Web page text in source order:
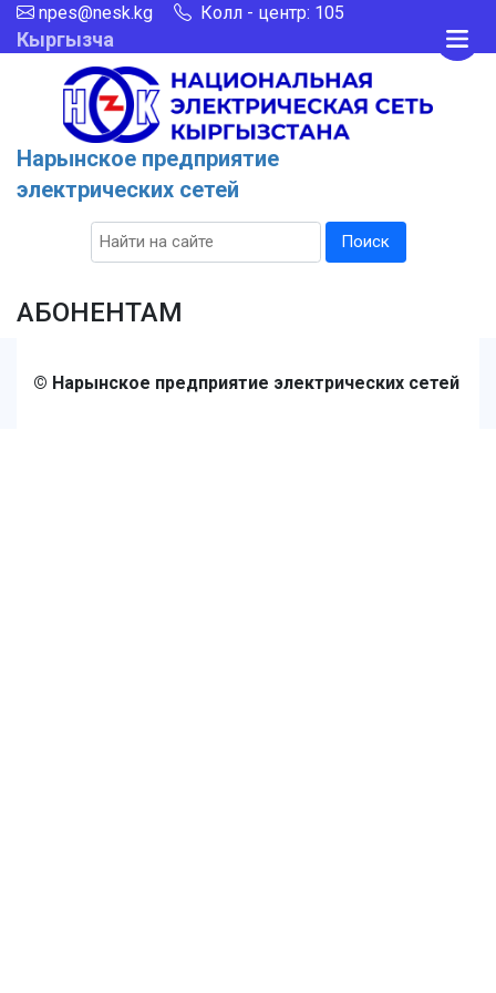
npes@nesk.kg Колл - центр: 105
Кыргызча
Нарынское предприятие
электрических сетей
Поиск
АБОНЕНТАМ
© Нарынcкое предприятие электрических сетей